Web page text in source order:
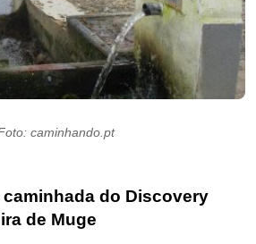
caminhando.pt
do Discovery
de Muge